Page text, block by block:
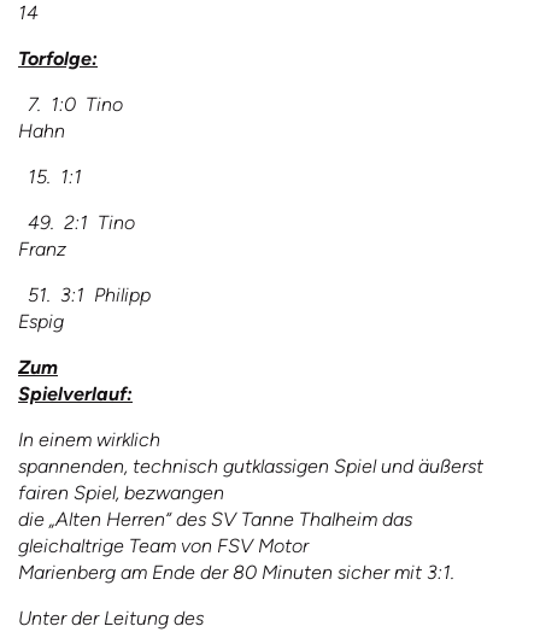
14
Torfolge:
7. 1:0 Tino
Hahn
15. 1:1
49. 2:1 Tino
Franz
51. 3:1 Philipp
Espig
Zum
Spielverlauf:
In einem wirklich
spannenden, technisch gutklassigen Spiel und äußerst
fairen Spiel, bezwangen
die „Alten Herren“ des SV Tanne Thalheim das
gleichaltrige Team von FSV Motor
Marienberg am Ende der 80 Minuten sicher mit 3:1.
Unter der Leitung des